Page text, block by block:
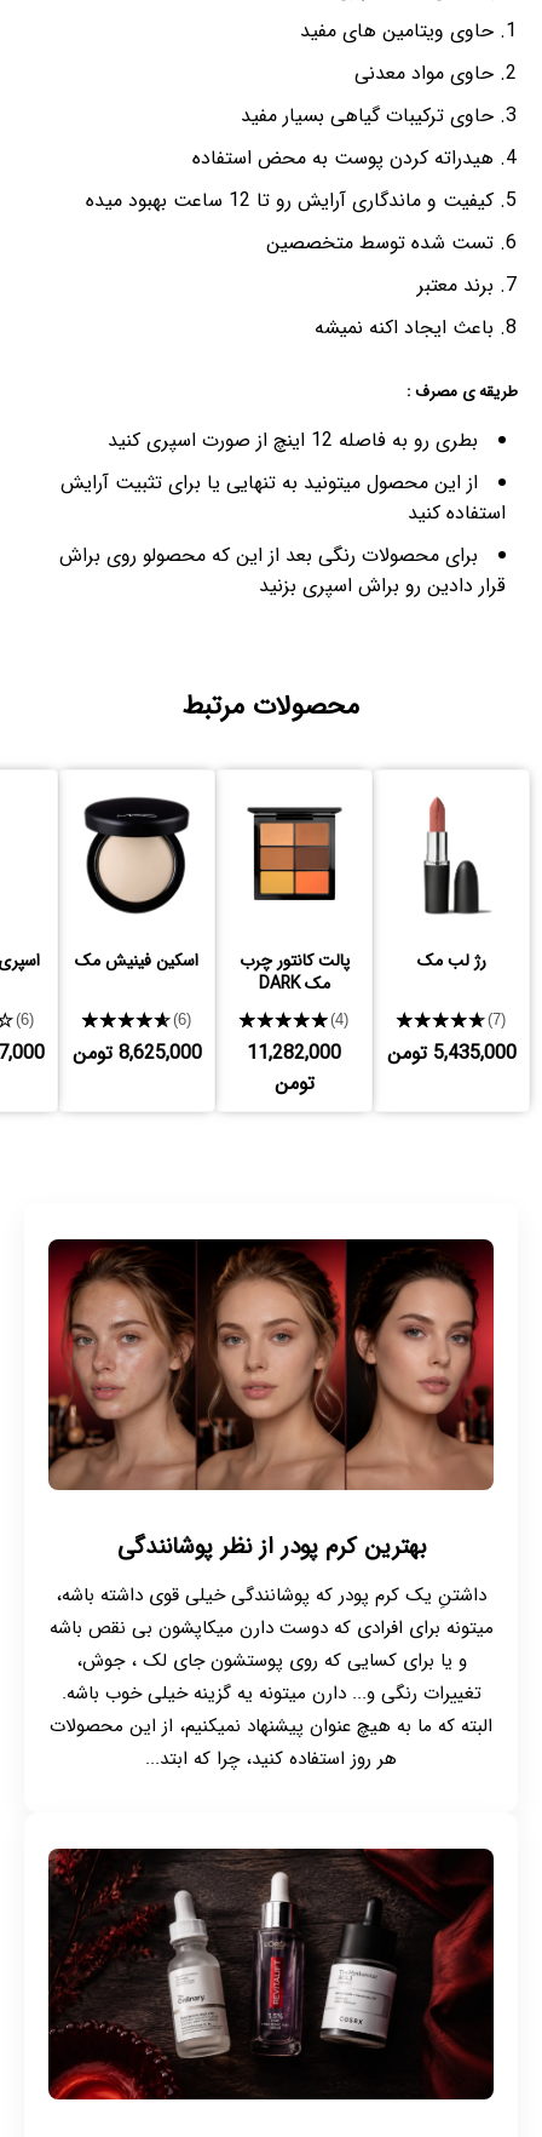
حاوی ویتامین های مفید
حاوی مواد معدنی
حاوی ترکیبات گیاهی بسیار مفید
هیدراته کردن پوست به محض استفاده
کیفیت و ماندگاری آرایش رو تا 12 ساعت بهبود میده
تست شده توسط متخصصین
برند معتبر
باعث ایجاد اکنه نمیشه
طریقه ی مصرف :
بطری رو به فاصله 12 اینچ از صورت اسپری کنید
از این محصول میتونید به تنهایی یا برای تثبیت آرایش
استفاده کنید
برای محصولات رنگی بعد از این که محصولو روی براش
قرار دادین رو براش اسپری بزنید
محصولات مرتبط
رژ لب مک
★★★★★(7)
5,435,000 تومن
پالت کانتور چرب
مک DARK
★★★★★(4)
11,282,000
تومن
اسکین فینیش مک
★★★★★(6)
8,625,000 تومن
(6)
بهترین کرم پودر از نظر پوشانندگی
داشتنِ یک کرم پودر که پوشانندگی خیلی قوی داشته باشه،
میتونه برای افرادی که دوست دارن میکاپشون بی نقص باشه
و یا برای کسایی که روی پوستشون جای لک ، جوش،
تغییرات رنگی و... دارن میتونه یه گزینه خیلی خوب باشه.
البته که ما به هیچ عنوان پیشنهاد نمیکنیم، از این محصولات
هر روز استفاده کنید، چرا که ابتد...